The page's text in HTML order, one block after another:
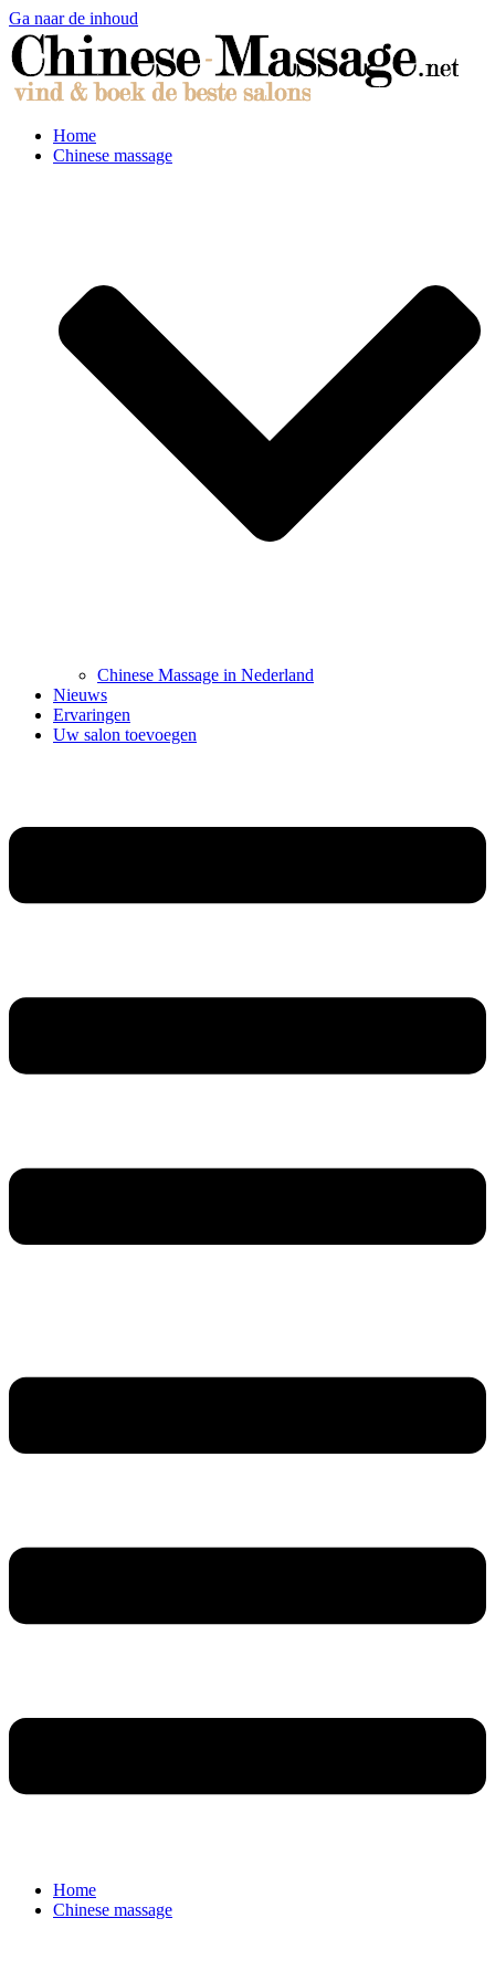
Ga naar de inhoud
Home
Chinese massage
Chinese Massage in Nederland
Nieuws
Ervaringen
Uw salon toevoegen
Home
Chinese massage